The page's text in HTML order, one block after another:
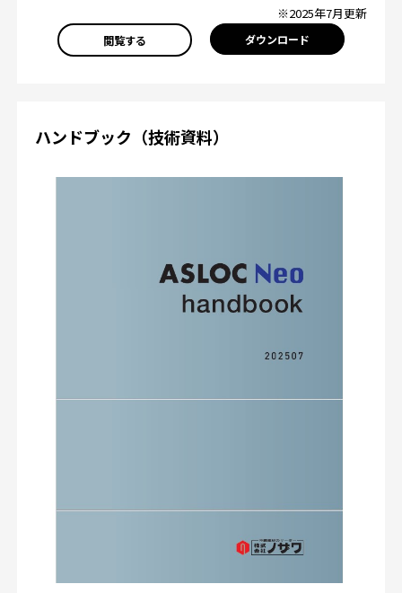
※2025年7月更新
閲覧する ダウンロード
ハンドブック（技術資料）